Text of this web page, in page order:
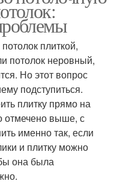
плиткой,
потолок неровный,
Но этот вопрос
подступиться.
плитку прямо на
отмечено выше, с
именно так, если
и плитку можно
она была